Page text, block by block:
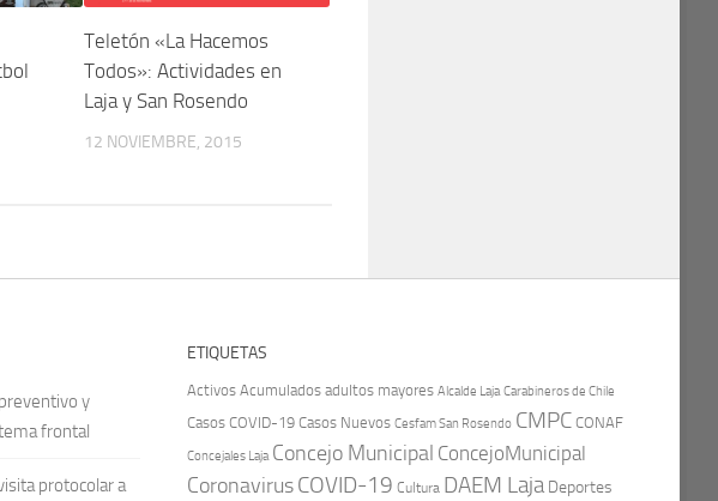
Teletón «La Hacemos
Todos»: Actividades en
Laja y San Rosendo
12 NOVIEMBRE, 2015
y
frontal
protocolar a
ETIQUETAS
Activos Acumulados adultos mayores Alcalde Laja Carabineros de Chile
Casos COVID-19 Casos Nuevos Cesfam San Rosendo CMPC CONAF
Concejales Laja Concejo Municipal ConcejoMunicipal
CoronavirusCOVID-19 Cultura DAEM Laja Deportes